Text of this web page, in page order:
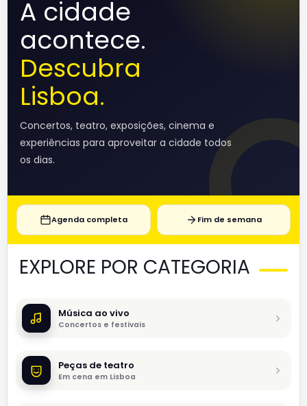
A cidade
acontece.
Descubra
Lisboa.
Concertos, teatro, exposições, cinema e
experiências para aproveitar a cidade todos
os dias.
Agenda completa Fim de semana
EXPLORE POR CATEGORIA
Música ao vivo
Concertos e festivais
Peças de teatro
Em cena em Lisboa